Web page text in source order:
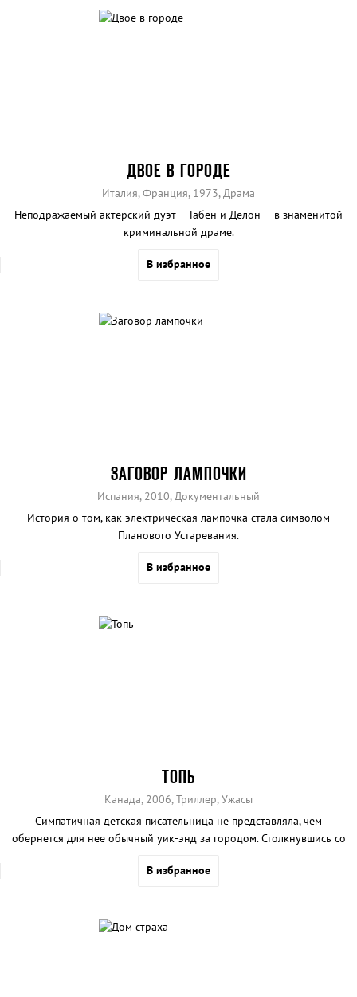
ДВОЕ В ГОРОДЕ
Италия, Франция, 1973, Драма
Неподражаемый актерский дуэт — Габен и Делон — в знаменитой
криминальной драме.
В избранное
ЗАГОВОР ЛАМПОЧКИ
Испания, 2010, Документальный
История о том, как электрическая лампочка стала символом
Планового Устаревания.
В избранное
ТОПЬ
Канада, 2006, Триллер, Ужасы
Симпатичная детская писательница не представляла, чем
обернется для нее обычный уик-энд за городом. Столкнувшись со
более, что от ее решительности и сообразительности теперь
В избранное